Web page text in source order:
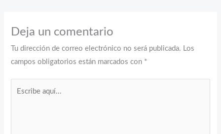
Deja un comentario
Tu dirección de correo electrónico no será publicada. Los
campos obligatorios están marcados con *